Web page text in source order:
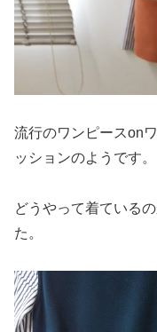
流行のワンピースon
ッションのようです。
どうやって着ている
た。